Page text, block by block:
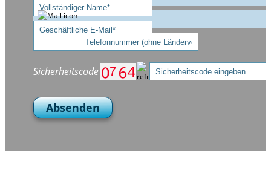
Sicherheitscode
Absenden